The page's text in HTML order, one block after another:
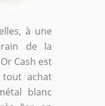
à une
de la
Cash est
achat
blanc